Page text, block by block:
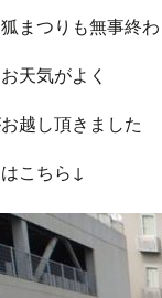
まつりも無事終
天気がよく
越し頂きました
こちら↓